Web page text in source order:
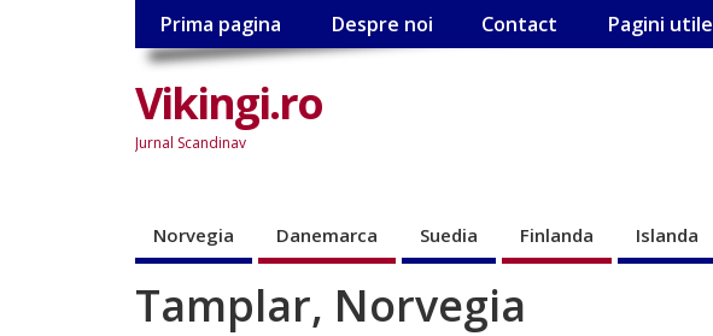
Prima pagina Despre noi Contact Pagini utile
Vikingi.ro
Jurnal Scandinav
Norvegia Danemarca Suedia Finlanda Islanda
Tamplar, Norvegia